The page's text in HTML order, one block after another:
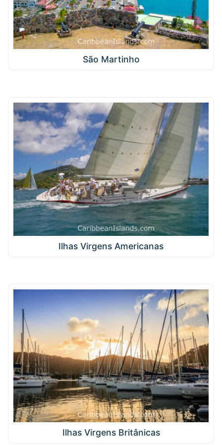
São Martinho
Ilhas Virgens Americanas
Ilhas Virgens Britânicas